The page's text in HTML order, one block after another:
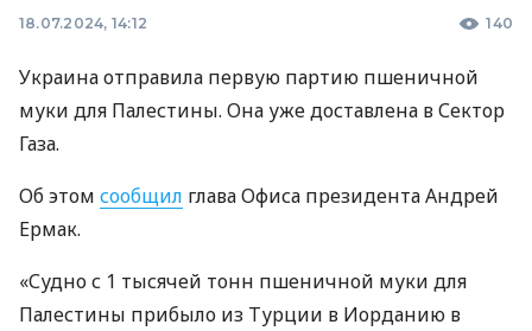
18.07.2024, 14:12 140
Украина отправила первую партию пшеничной
муки для Палестины. Она уже доставлена в Сектор
Газа.
Об этом сообщил глава Офиса президента Андрей
Ермак.
«Судно с 1 тысячей тонн пшеничной муки для
Палестины прибыло из Турции в Иорданию в